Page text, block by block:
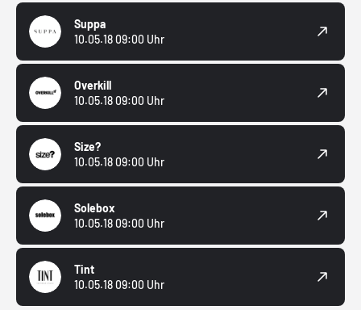
Suppa
10.05.18 09:00 Uhr
Overkill
10.05.18 09:00 Uhr
Size?
10.05.18 09:00 Uhr
Solebox
10.05.18 09:00 Uhr
Tint
10.05.18 09:00 Uhr